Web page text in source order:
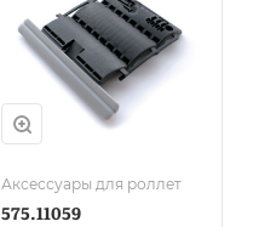
Аксессуары для роллет
575.11059